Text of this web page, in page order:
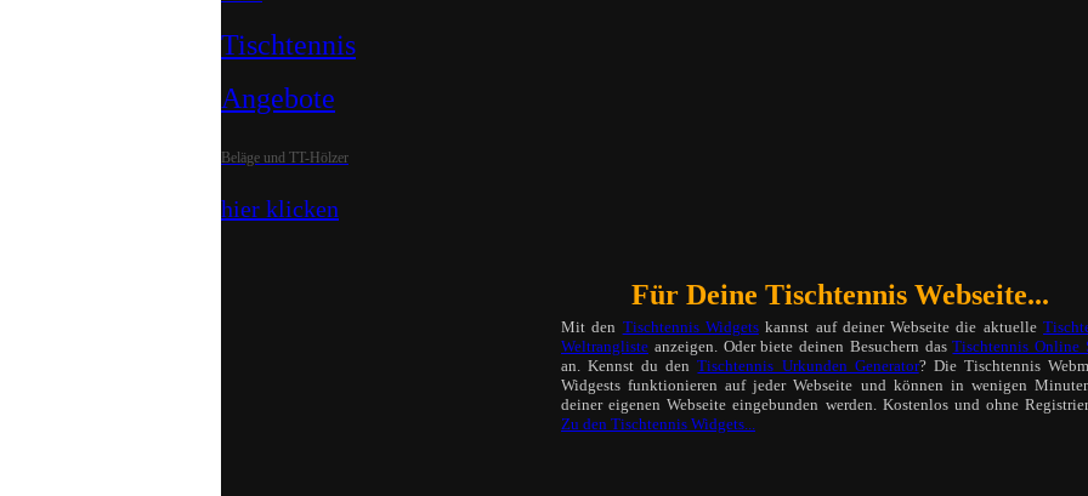
Tischtennis
Angebote
Beläge und TT-Hölzer
hier klicken
Für Deine Tischtennis Webseite...
Mit den Tischtennis Widgetskannst auf deiner Webseite die aktuelle
Weltrangliste anzeigen. Oder biete deinen Besuchern dasTischtennis Online
an. Kennst du denTischtennis Urkunden Generator? Die Tischtennis
Widgests funktionieren auf jeder Webseite und können in wenigen
deiner eigenen Webseite eingebunden werden. Kostenlos und ohne
Zu den Tischtennis Widgets...